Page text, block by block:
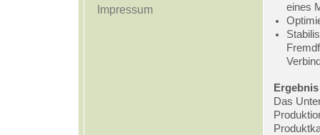
eines
Ergebnis
Das
Impressum